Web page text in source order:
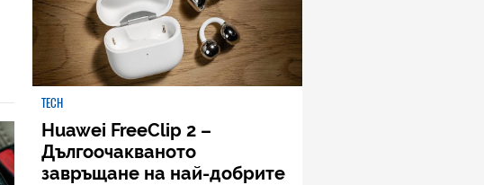
TECH
Huawei FreeClip 2 –
Дългоочакваното
завръщане на най-добрите